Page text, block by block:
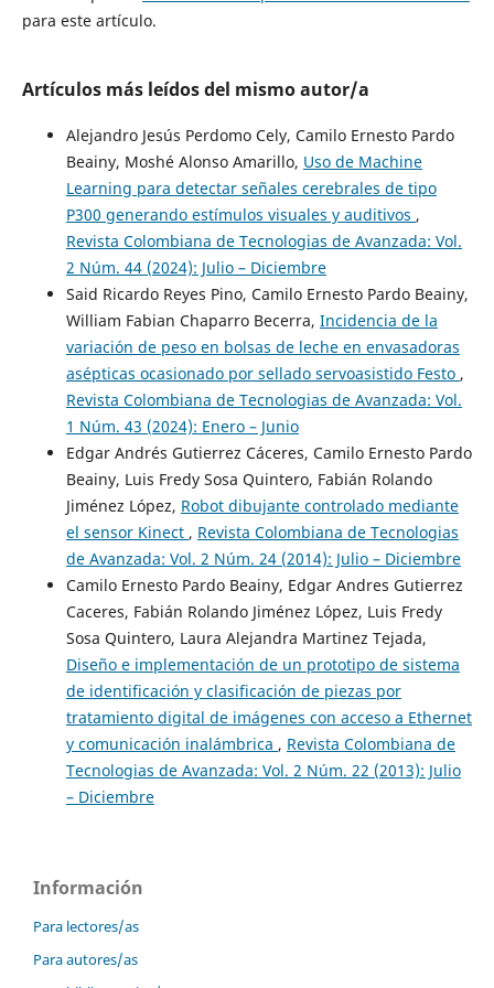
para este artículo.
Artículos más leídos del mismo autor/a
Alejandro Jesús Perdomo Cely, Camilo Ernesto Pardo
Beainy, Moshé Alonso Amarillo, Uso de Machine
Learning para detectar señales cerebrales de tipo
P300 generando estímulos visuales y auditivos ,
Revista Colombiana de Tecnologias de Avanzada: Vol.
2 Núm. 44 (2024): Julio – Diciembre
Said Ricardo Reyes Pino, Camilo Ernesto Pardo Beainy,
William Fabian Chaparro Becerra, Incidencia de la
variación de peso en bolsas de leche en envasadoras
asépticas ocasionado por sellado servoasistido Festo ,
Revista Colombiana de Tecnologias de Avanzada: Vol.
1 Núm. 43 (2024): Enero – Junio
Edgar Andrés Gutierrez Cáceres, Camilo Ernesto Pardo
Beainy, Luis Fredy Sosa Quintero, Fabián Rolando
Jiménez López, Robot dibujante controlado mediante
el sensor Kinect , Revista Colombiana de Tecnologias
de Avanzada: Vol. 2 Núm. 24 (2014): Julio – Diciembre
Camilo Ernesto Pardo Beainy, Edgar Andres Gutierrez
Caceres, Fabián Rolando Jiménez López, Luis Fredy
Sosa Quintero, Laura Alejandra Martinez Tejada,
Diseño e implementación de un prototipo de sistema
de identificación y clasificación de piezas por
tratamiento digital de imágenes con acceso a Ethernet
y comunicación inalámbrica , Revista Colombiana de
Tecnologias de Avanzada: Vol. 2 Núm. 22 (2013): Julio
– Diciembre
Información
Para lectores/as
Para autores/as